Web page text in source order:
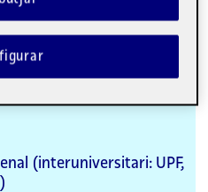
(interuniversitari: UPF,